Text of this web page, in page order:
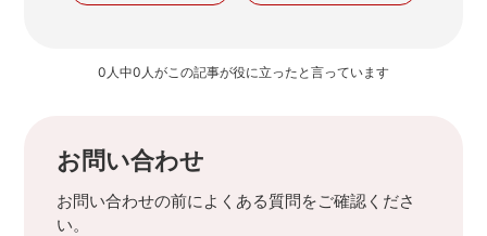
0人中0人がこの記事が役に立ったと言っています
お問い合わせ
お問い合わせの前によくある質問をご確認くださ
い。